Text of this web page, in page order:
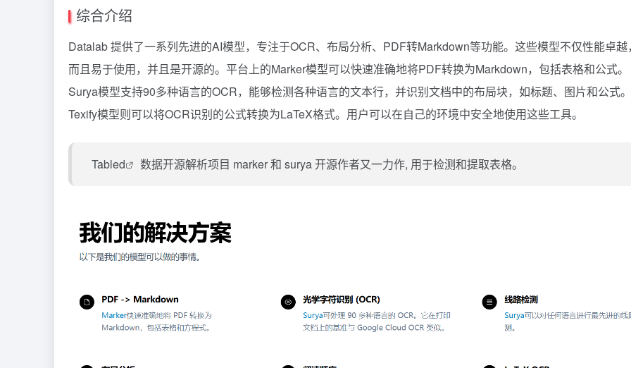
综合介绍
Datalab 提供了一系列先进的AI模型，专注于OCR、布局分析、PDF转Markdown等功能。这些模型不仅性能卓越，
而且易于使用，并且是开源的。平台上的Marker模型可以快速准确地将PDF转换为Markdown，包括表格和公式。
Surya模型支持90多种语言的OCR，能够检测各种语言的文本行，并识别文档中的布局块，如标题、图片和公式。
Texify模型则可以将OCR识别的公式转换为LaTeX格式。用户可以在自己的环境中安全地使用这些工具。
Tabled 数据开源解析项目 marker和 surya 开源作者又一力作, 用于检测和提取表格。